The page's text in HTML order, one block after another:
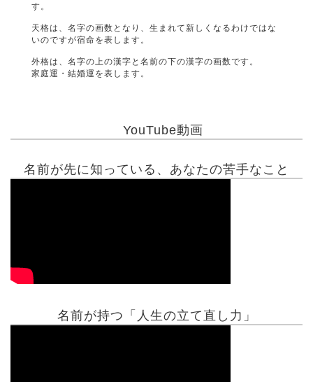
す。
天格は、名字の画数となり、生まれて新しくなるわけではな
いのですが宿命を表します。
外格は、名字の上の漢字と名前の下の漢字の画数です。
家庭運・結婚運を表します。
YouTube動画
名前が先に知っている、あなたの苦手なこと
名前が持つ「人生の立て直し力」